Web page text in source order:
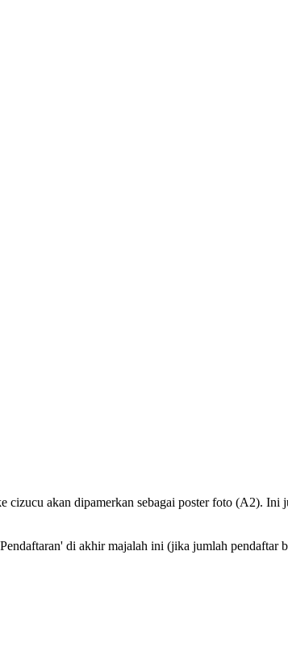
akan dipamerkan sebagai poster foto (A2).
di akhir majalah ini (jika jumlah pendaftar